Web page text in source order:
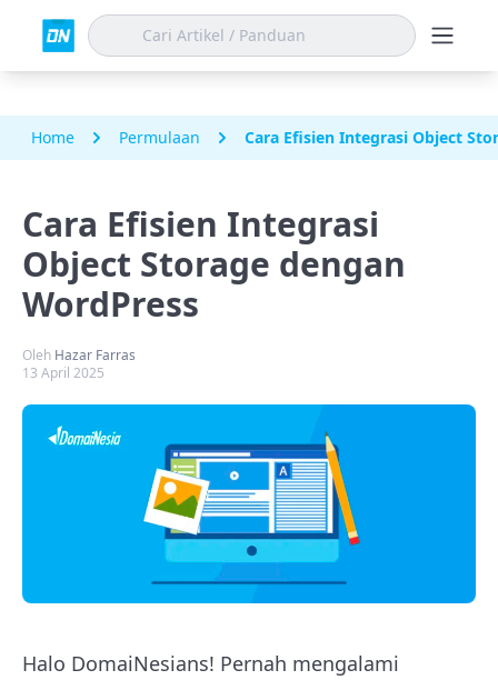
Home Permulaan Cara Efisien Integrasi Object
Cara Efisien Integrasi
Object Storage dengan
WordPress
Oleh Hazar Farras
13 April 2025
Halo DomaiNesians! Pernah mengalami